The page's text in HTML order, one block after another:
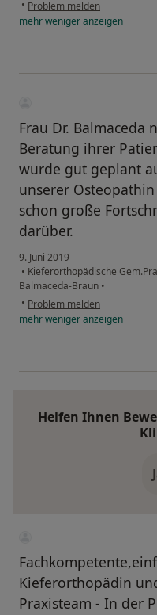
• Problem melden
mehrwenigeranzeigen
Frau Dr. Balmaceda
Beratung ihrer
wurde gut geplant
unserer
schon große
darüber.
9. Juni 2019
• Kieferorthopädische
Balmaceda-Braun •
• Problem melden
mehrwenigeranzeigen
Helfen Ihnen
Kieferorthopädin
Praxisteam - In der